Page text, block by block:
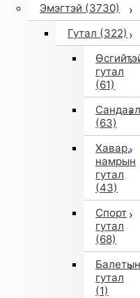
Эмэгтэй (3730)
Гутал (322)
гутал
(61)
Сандаал
(63)
Хавар,
намрын
гутал
(43)
Спорт
гутал
(68)
Балетын
гутал
(1)